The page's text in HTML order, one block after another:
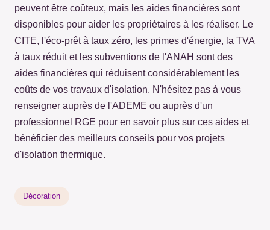
peuvent être coûteux, mais les aides financières sont
disponibles pour aider les propriétaires à les réaliser. Le
CITE, l'éco-prêt à taux zéro, les primes d'énergie, la TVA
à taux réduit et les subventions de l'ANAH sont des
aides financières qui réduisent considérablement les
coûts de vos travaux d'isolation. N'hésitez pas à vous
renseigner auprès de l'ADEME ou auprès d'un
professionnel RGE pour en savoir plus sur ces aides et
bénéficier des meilleurs conseils pour vos projets
d'isolation thermique.
Décoration